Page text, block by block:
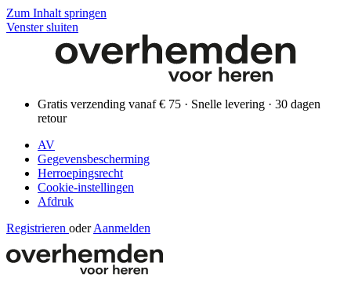
Zum Inhalt springen
Venster sluiten
Gratis verzending vanaf € 75 · Snelle levering · 30 dagen
retour
AV
Gegevensbescherming
Herroepingsrecht
Cookie-instellingen
Afdruk
Registrieren oder Aanmelden